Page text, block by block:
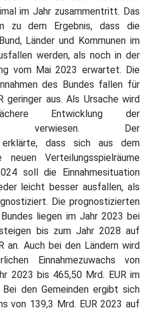
im Jahr zusammentritt. Das
zu dem Ergebnis, dass die
Länder und Kommunen im
werden, als noch in der
vom Mai 2023 erwartet. Die
des Bundes fallen für
geringer aus. Als Ursache wird
Entwicklung der
verwiesen. Der
erklärte, dass sich aus dem
neuen Verteilungsspielräume
soll die Einnahmesituation
leicht besser ausfallen, als
Die prognostizierten
liegen im Jahr 2023 bei
bis zum Jahr 2028 auf
an. Auch bei den Ländern wird
Einnahmezuwachs von
2023 bis 465,50 Mrd. EUR im
den Gemeinden ergibt sich
von 139,3 Mrd. EUR 2023 auf